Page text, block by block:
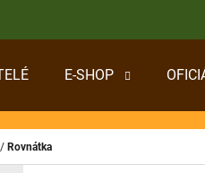
E-SHOP
/ Rovnátka
CO